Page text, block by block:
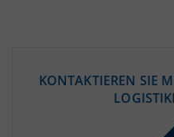
(STAND: 12/
KONTAKTIEREN SIE